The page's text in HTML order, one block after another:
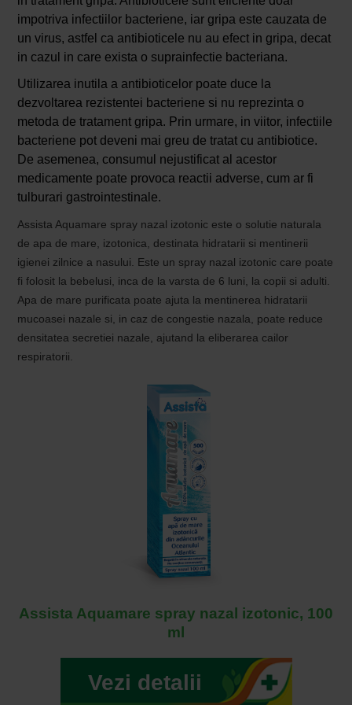
impotriva infectiilor bacteriene, iar gripa este cauzata de
un virus, astfel ca antibioticele nu au efect in gripa, decat
in cazul in care exista o suprainfectie bacteriana.
Utilizarea inutila a antibioticelor poate duce la
dezvoltarea rezistentei bacteriene si nu reprezinta o
metoda de tratament gripa. Prin urmare, in viitor, infectiile
bacteriene pot deveni mai greu de tratat cu antibiotice.
De asemenea, consumul nejustificat al acestor
medicamente poate provoca reactii adverse, cum ar fi
tulburari gastrointestinale.
Assista Aquamare spray nazal izotonic este o solutie naturala
de apa de mare, izotonica, destinata hidratarii si mentinerii
igienei zilnice a nasului. Este un spray nazal izotonic care poate
fi folosit la bebelusi, inca de la varsta de 6 luni, la copii si adulti.
Apa de mare purificata poate ajuta la mentinerea hidratarii
mucoasei nazale si, in caz de congestie nazala, poate reduce
densitatea secretiei nazale, ajutand la eliberarea cailor
respiratorii.
Assista Aquamare spray nazal izotonic, 100
ml
Vezi detalii